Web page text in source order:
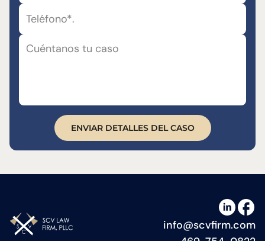
Cómo abres la puerta de tu coche marca la
diferencia para los ciclistas
Las distracciones pueden provocar
demandas por lesiones personales ante los
tribunales de Texas
ENVIAR DETALLES DEL CASO
info@scvfirm.com